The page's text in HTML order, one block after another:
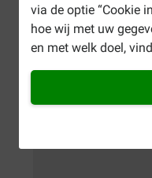
via de optie “Cookie
hoe wij met uw
en met welk doel,